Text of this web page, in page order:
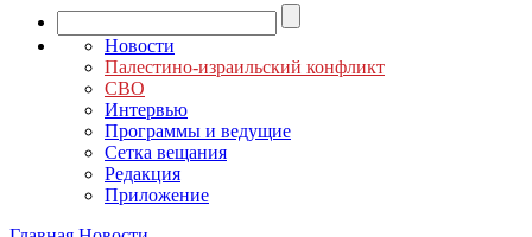
Новости
Палестино-израильский конфликт
СВО
Интервью
Программы и ведущие
Сетка вещания
Редакция
Приложение